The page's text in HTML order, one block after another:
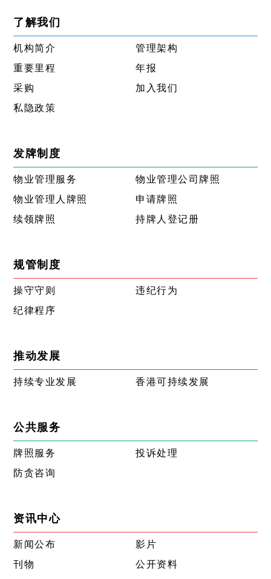
了解我们
机构简介
管理架构
重要里程
年报
采购
加入我们
私隐政策
发牌制度
物业管理服务
物业管理公司牌照
物业管理人牌照
申请牌照
续领牌照
持牌人登记册
规管制度
操守守则
违纪行为
纪律程序
推动发展
持续专业发展 香港可持续发展
公共服务
牌照服务
投诉处理
防贪咨询
资讯中心
新闻公布
影片
刊物
公开资料